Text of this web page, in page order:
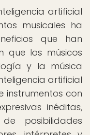
artificial
musicales ha
que han
que los músicos
y la música
artificial
instrumentos con
inéditas,
posibilidades